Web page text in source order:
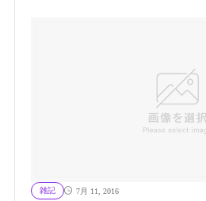
雑記 7月 11, 2016